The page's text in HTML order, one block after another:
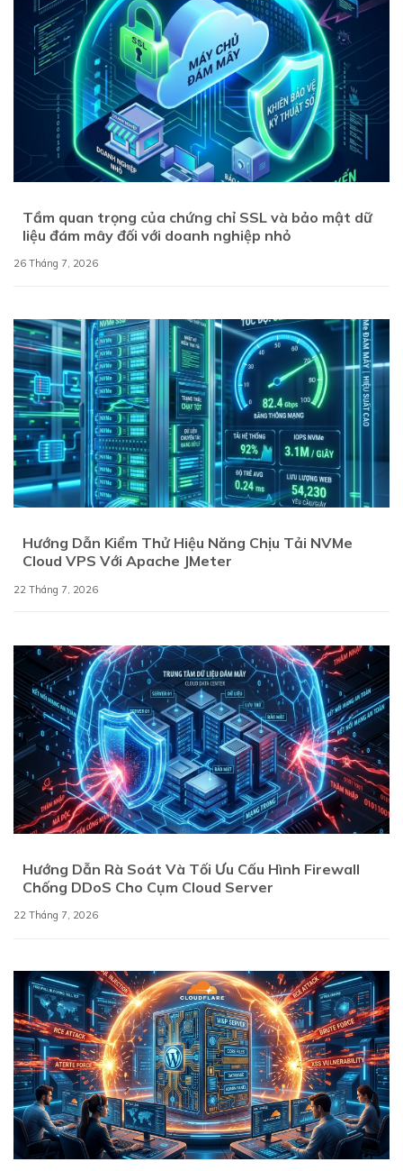
Tầm quan trọng của chứng chỉ SSL và bảo mật dữ
liệu đám mây đối với doanh nghiệp nhỏ
26 Tháng 7, 2026
Hướng Dẫn Kiểm Thử Hiệu Năng Chịu Tải NVMe
Cloud VPS Với Apache JMeter
22 Tháng 7, 2026
Hướng Dẫn Rà Soát Và Tối Ưu Cấu Hình Firewall
Chống DDoS Cho Cụm Cloud Server
22 Tháng 7, 2026